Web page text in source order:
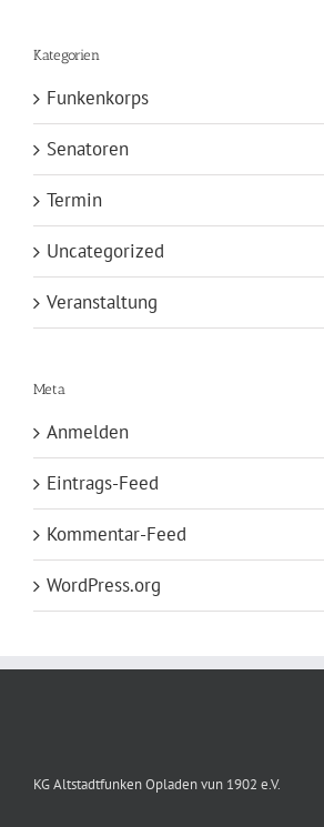
Kategorien
Funkenkorps
Senatoren
Termin
Uncategorized
Veranstaltung
Meta
Anmelden
Eintrags-Feed
Kommentar-Feed
WordPress.org
KG Altstadtfunken Opladen vun 1902 e.V.